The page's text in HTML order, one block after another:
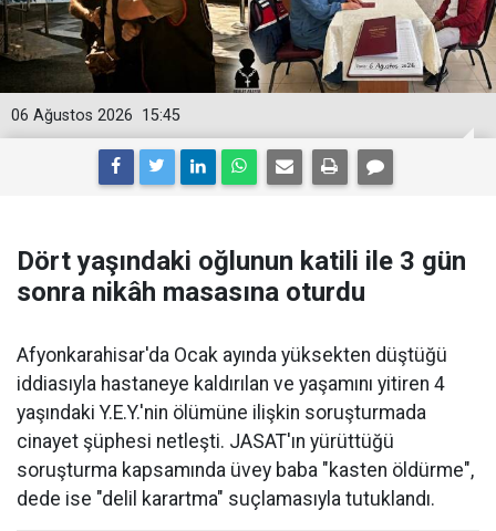
15:45
06 Ağustos 2026
Dört yaşındaki oğlunun katili ile 3 gün
sonra nikâh masasına oturdu
Afyonkarahisar'da Ocak ayında yüksekten düştüğü
iddiasıyla hastaneye kaldırılan ve yaşamını yitiren 4
yaşındaki Y.E.Y.'nin ölümüne ilişkin soruşturmada
cinayet şüphesi netleşti. JASAT'ın yürüttüğü
soruşturma kapsamında üvey baba "kasten öldürme",
dede ise "delil karartma" suçlamasıyla tutuklandı.